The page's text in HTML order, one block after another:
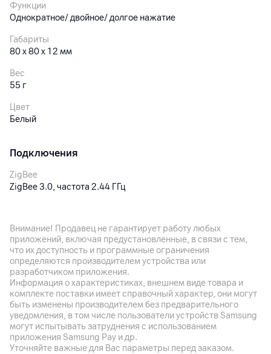
Функции
Однократное/ двойное/ долгое нажатие
Габариты
80 x 80 x 12 мм
Вес
55 г
Цвет
Белый
Подключения
ZigBee
ZigBee 3.0, частота 2.44 ГГц
и выше или iOS 15.0 и выше), устройство с хабом Zigbee,
подключенное к интернету (Яндекс Станция или Хаб)
Питание
Степень защиты
IP20
Батарея
CR2450 (2 шт.)
Внимание! Продавец не гарантирует работу любых
приложений, включая предустановленные, в связи с тем,
что их доступность и программные ограничения
определяются производителем устройства или
разработчиком приложения.
Информация о характеристиках, внешнем виде товара и
комплекте поставки имеет справочный характер, они могут
быть изменены производителем без предварительного
уведомления, в том числе пользователи устройств Samsung
могут испытывать затруднения с использованием
приложения Samsung Pay и др.
Уточняйте важные для Вас параметры перед заказом.